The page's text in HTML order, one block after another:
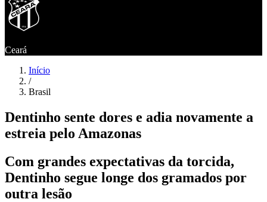
Ceará
Início
/
Brasil
Dentinho sente dores e adia novamente a
estreia pelo Amazonas
Com grandes expectativas da torcida,
Dentinho segue longe dos gramados por
outra lesão